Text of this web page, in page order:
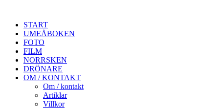
START
UMEÅBOKEN
FOTO
FILM
NORRSKEN
DRÖNARE
OM / KONTAKT
Om / kontakt
Artiklar
Villkor